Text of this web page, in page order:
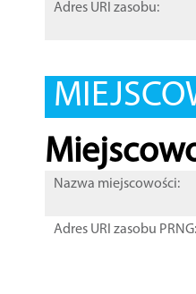
Adres URI zasobu:
Nazwa miejscowości:
Adres URI zasobu PRNG: